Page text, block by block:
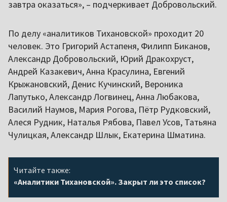
завтра оказаться», – подчеркивает Добровольский.
По делу «аналитиков Тихановской» проходит 20
человек. Это Григорий Астапеня, Филипп Биканов,
Александр Добровольский, Юрий Дракохруст,
Андрей Казакевич, Анна Красулина, Евгений
Крыжановский, Денис Кучинский, Вероника
Лапутько, Александр Логвинец, Анна Любакова,
Василий Наумов, Мария Рогова, Пётр Рудковский,
Алеся Рудник, Наталья Рябова, Павел Усов, Татьяна
Чулицкая, Александр Шлык, Екатерина Шматина.
Читайте также:
«Аналитики Тихановской». Закрыт ли это список?